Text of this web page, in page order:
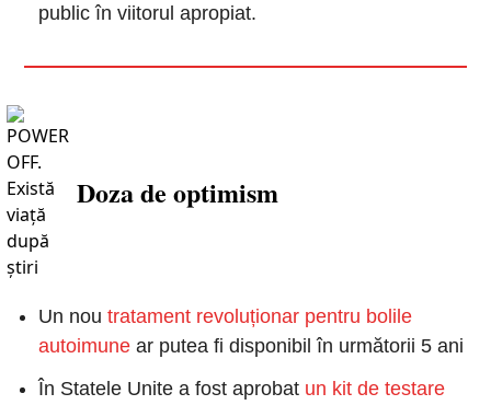
public în viitorul apropiat.
Doza de optimism
Un nou tratament revoluționar pentru bolile
autoimune ar putea fi disponibil în următorii 5 ani
În Statele Unite a fost aprobat un kit de testare